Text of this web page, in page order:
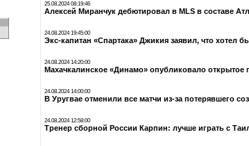
25.08.2024 08:19:46
Алексей Миранчук дебютировал в MLS в составе
24.08.2024 19:45:00
Экс-капитан «Спартака» Джикия заявил, что хотел
24.08.2024 14:20:00
Махачкалинское «Динамо» опубликовало открытое
24.08.2024 14:00:00
В Уругвае отменили все матчи из-за потерявшего
24.08.2024 12:58:00
Тренер сборной России Карпин: лучше играть с